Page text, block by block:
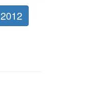
2012